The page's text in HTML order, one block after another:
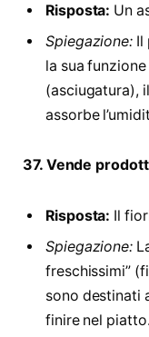
Risposta: Un
Spiegazione: Il
la sua
(asciugatura),
assorbe
37. Vende
Risposta: Il
Spiegazione:
freschissimi”
sono destinati
finire nel piatto.